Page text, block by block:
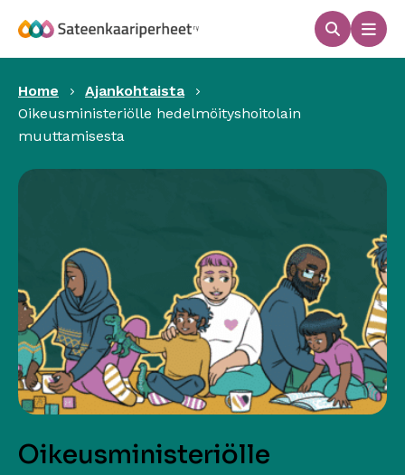
sisältöön
Haku
Home
Ajankohtaista
Oikeusministeriölle hedelmöityshoitolain
muuttamisesta
Oikeusministeriölle